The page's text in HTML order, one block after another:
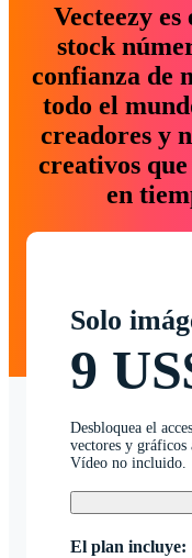
Vecteezy
stock
confianza de
todo el
creadores y
creativos
en
Solo
9
Desbloquea el
vectores y gráficos
Vídeo no incluido.
El plan incluye: